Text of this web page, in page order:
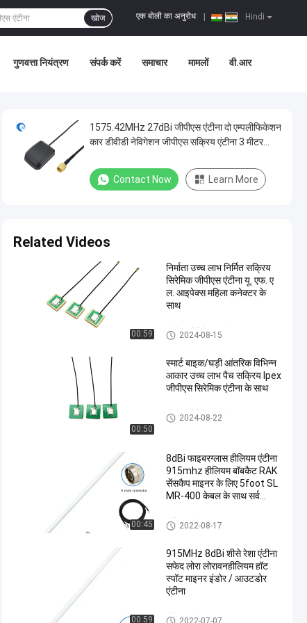
Hindi
एक बोली का अनुरोध
खोज
गुणवत्ता नियंत्रण संपर्क करें समाचार मामलों वी.आर
1575.42MHz 27dBi जीपीएस एंटीना दो एम्पलीफिकेशन
कार डीवीडी नेविगेशन जीपीएस सक्रिय एंटीना 3 मीटर
Contact Now Learn More
Related Videos
00:59
निर्माता उच्च लाभ निर्मित सक्रिय
सिरेमिक जीपीएस एंटीना यू. एफ. ए
ल. आइपेक्स महिला कनेक्टर के
साथ
जीपीएस नेविगेशन एंटीना
2024-08-15
00:50
स्मार्ट बाइक/घड़ी आंतरिक विभिन्न
आकार उच्च लाभ पैच सक्रिय Ipex
जीपीएस सिरेमिक एंटीना के साथ
जीपीएस नेविगेशन एंटीना
2024-08-22
00:45
8dBi फाइबरग्लास हीलियम एंटीना
915mhz हीलियम बॉबकैट RAK
सेंसकैप माइनर के लिए 5foot SL
MR-400 केबल के साथ सर्व
हीलियम एंटीना
2022-08-17
00:59
915MHz 8dBi शीसे रेशा एंटीना
सफेद लोरा लोरावनहीलियम हॉट
स्पॉट माइनर इंडोर / आउटडोर
एंटीना
हीलियम एंटीना
2022-07-07